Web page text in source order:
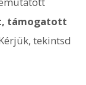
támogatott
tekintsd